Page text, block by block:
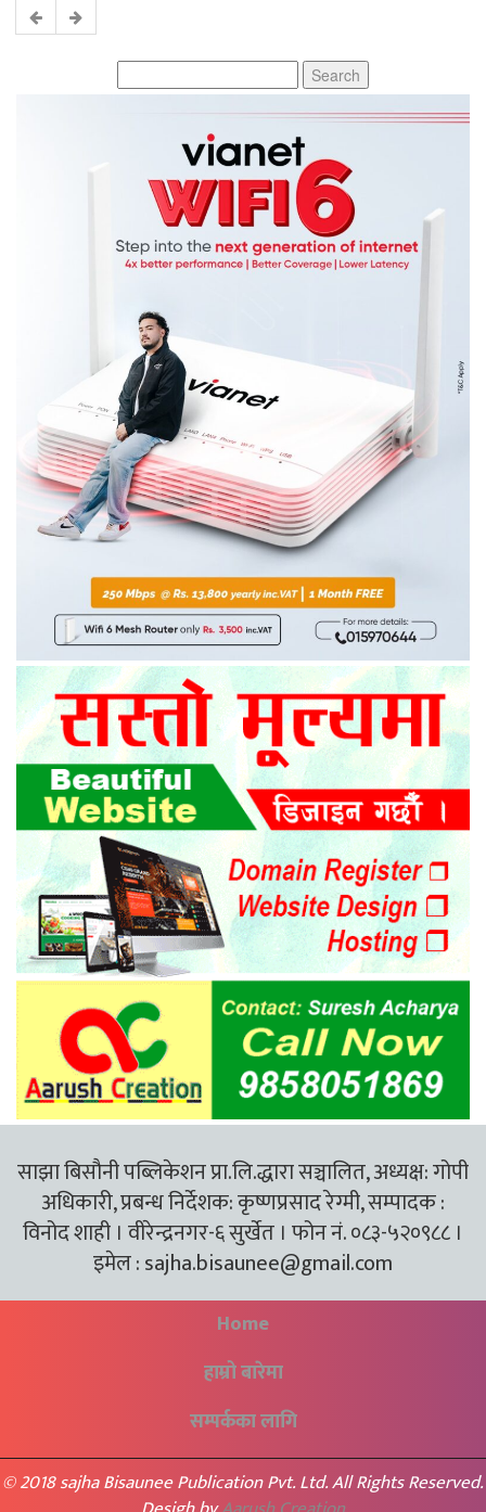
for:
साझा बिसौनी पब्लिकेशन प्रा.लि.द्धारा सञ्चालित, अध्यक्ष: गोपी
अधिकारी, प्रबन्ध निर्देशक: कृष्णप्रसाद रेग्मी, सम्पादक :
विनोद शाही । वीरेन्द्रनगर-६ सुर्खेत । फोन नं. ०८३-५२०९८८ ।
इमेल :sajha.bisaunee@gmail.com
Home
हाम्रो बारेमा
सम्पर्कका लागि
© 2018 sajha Bisaunee Publication Pvt. Ltd. All Rights Reserved.